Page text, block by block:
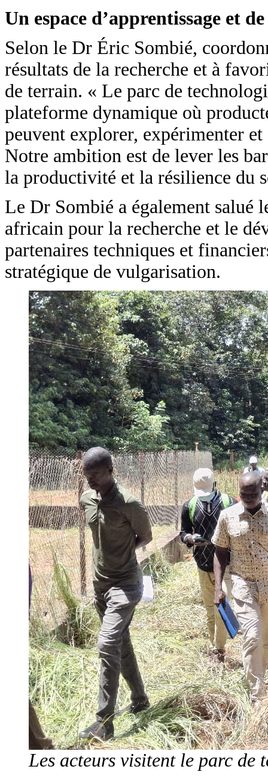
Un espace d’apprentissage et
Selon le Dr Éric Sombié,
résultats de la recherche et à
de terrain. « Le parc de
plateforme dynamique où
peuvent explorer, expérimenter et
Notre ambition est de lever les
la productivité et la résilience du
Le Dr Sombié a également salué
africain pour la recherche et le
partenaires techniques et
stratégique de vulgarisation.
Les acteurs visitent le parc de